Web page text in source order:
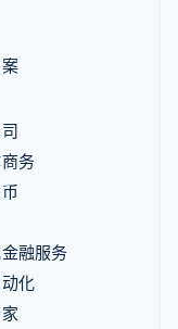
务
融服务
化